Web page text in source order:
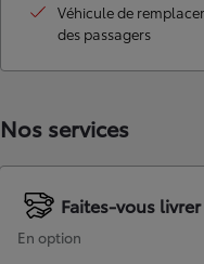
Véhicule de
des passagers
Nos services
Faites-vous
En option